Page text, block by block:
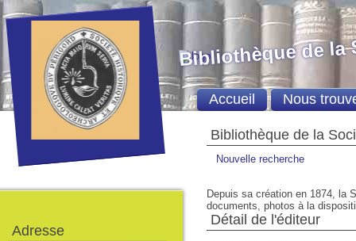
Bibliothèque de la
Nouvelle recherche
Depuis sa création en 1874, la
documents, photos à la
Détail de l'éditeur
Bibliothèque de la
Accueil Nous
Adresse